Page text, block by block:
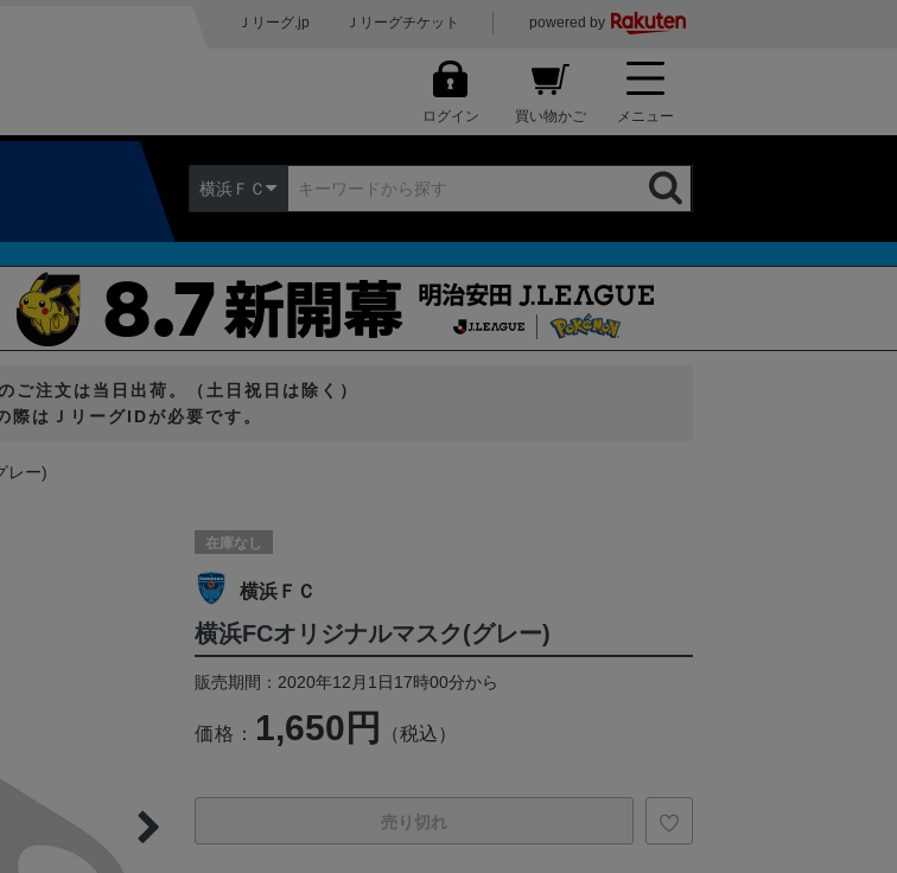
Ｊリーグ.jp Ｊリーグチケット powered by
ログイン 買い物かご メニュー
横浜ＦＣ
ご注文は当日出荷。（土日祝日は除く）
際はＪリーグIDが必要です。
レー)
在庫なし
横浜ＦＣ
横浜FCオリジナルマスク(グレー)
販売期間：2020年12月1日17時00分から
価格： 1,650円 （税込）
売り切れ